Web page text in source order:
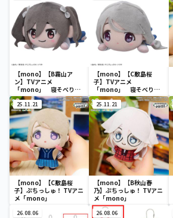
【mono】【B霧山ア
ン】TVアニメ
「mono」 寝そべり
ぬいぐるみ（EX）
【mono】【C敷島桜
子】TVアニメ
「mono」 寝そべり
ぬいぐるみ（EX）
25.11.21
【mono】【C敷島桜
子】ぷちっしゅ！ TVアニ
メ「mono」
25.11.21
【mono】【B秋山春
乃】ぷちっしゅ！ TVアニ
メ「mono」
26.08.06 26.08.06